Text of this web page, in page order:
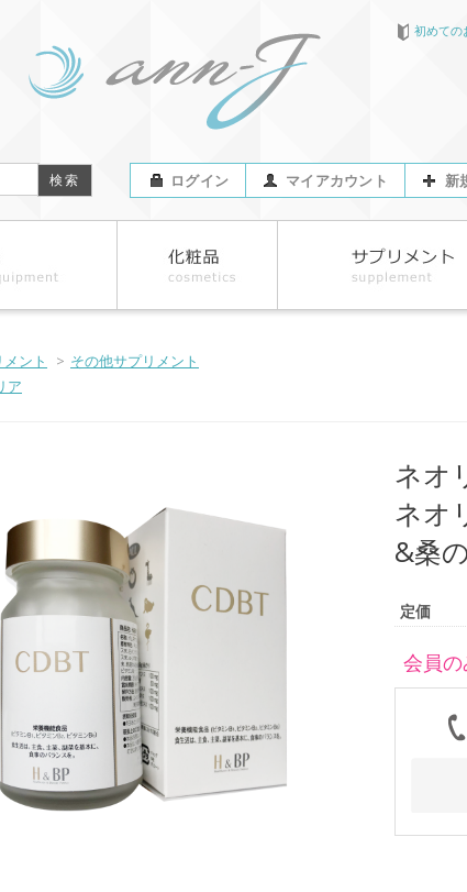
初めての
ログイン マイアカウント 新
ント > その他サプリメント
ア
ネオ
ネオ
&桑
定価
会員